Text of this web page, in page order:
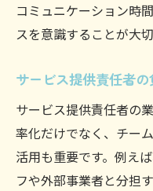
コミュニケーション時
スを意識することが大切
サービス提供責任者
サービス提供責任者の
率化だけでなく、チー
活用も重要です。例え
フや外部事業者と分担